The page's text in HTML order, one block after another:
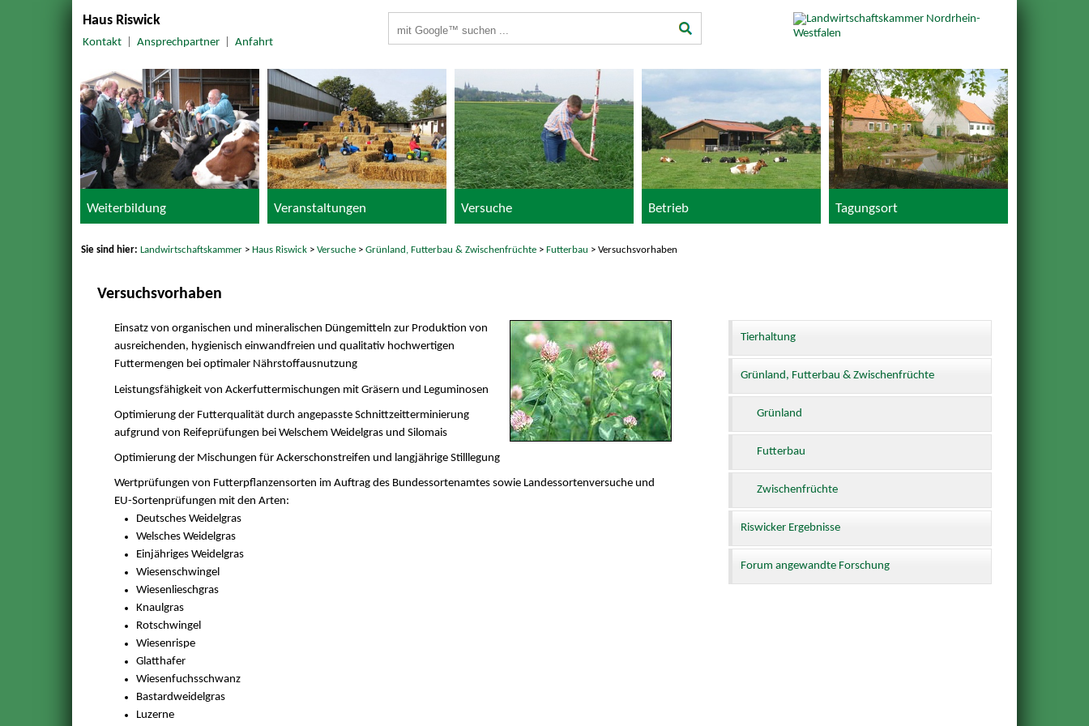
Haus Riswick
Kontakt| Ansprechpartner| Anfahrt
Weiterbildung Veranstaltungen Versuche Betrieb Tagungsort
Sie sind hier:Landwirtschaftskammer >Haus Riswick >Versuche >Grünland, Futterbau & Zwischenfrüchte >Futterbau > Versuchsvorhaben
Versuchsvorhaben
Einsatz von organischen und mineralischen Düngemitteln zur Produktion von
ausreichenden, hygienisch einwandfreien und qualitativ hochwertigen
Futtermengen bei optimaler Nährstoffausnutzung
Leistungsfähigkeit von Ackerfuttermischungen mit Gräsern und Leguminosen
Optimierung der Futterqualität durch angepasste Schnittzeitterminierung
aufgrund von Reifeprüfungen bei Welschem Weidelgras und Silomais
Optimierung der Mischungen für Ackerschonstreifen und langjährige Stilllegung
Wertprüfungen von Futterpflanzensorten im Auftrag des Bundessortenamtes sowie Landessortenversuche und
EU-Sortenprüfungen mit den Arten:
Deutsches Weidelgras
Welsches Weidelgras
Einjähriges Weidelgras
Wiesenschwingel
Wiesenlieschgras
Knaulgras
Rotschwingel
Wiesenrispe
Glatthafer
Wiesenfuchsschwanz
Bastardweidelgras
Luzerne
Tierhaltung
Grünland, Futterbau & Zwischenfrüchte
Grünland
Futterbau
Zwischenfrüchte
Riswicker Ergebnisse
Forum angewandte Forschung